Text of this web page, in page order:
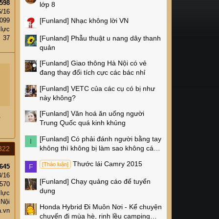
16
37
16
lớp 8
[Funland] Nhạc không lời VN
[Funland] Phẫu thuật u nang dây thanh
quản
[Funland] Giao thông Hà Nội có vẻ
đang thay đổi tích cực các bác nhỉ
[Funland] VETC của các cụ có bị như
này không?
[Funland] Văn hoá ăn uống người
Trung Quốc quá kinh khủng
I [Funland] Có phải đánh người bằng tay
không thì không bị làm sao không các
F
[Thảo luận] Thước lái Camry 2015
[Funland] Chạy quảng cáo để tuyển
dụng
Honda Hybrid Đi Muôn Nơi - Kể chuyện
chuyến đi mùa hè, rinh lều camping